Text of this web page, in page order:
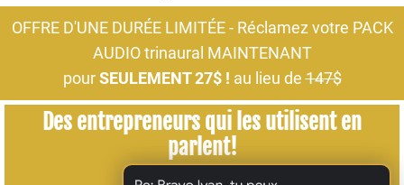
OFFRE D'UNE DURÉE LIMITÉE - Réclamez votre PACK
AUDIO trinaural MAINTENANT
pourSEULEMENT 27$ ! au lieu de147$
Des entrepreneurs qui les utilisent en
parlent!